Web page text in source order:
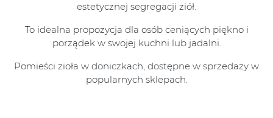
estetycznej segregacji ziół.
To idealna propozycja dla osób ceniących piękno i
porządek w swojej kuchni lub jadalni.
Pomieści zioła w doniczkach, dostępne w sprzedaży w
popularnych sklepach.